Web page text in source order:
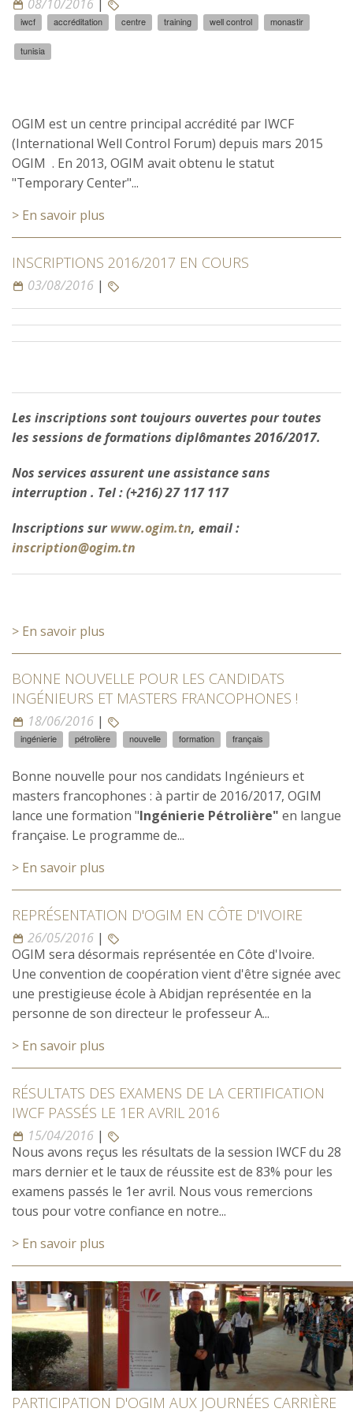
08/10/2016 |
iwcf accréditation centre training well control monastir
tunisia
OGIM est un centre principal accrédité par IWCF
(International Well Control Forum) depuis mars 2015
OGIM . En 2013, OGIM avait obtenu le statut
"Temporary Center"...
> En savoir plus
INSCRIPTIONS 2016/2017 EN COURS
03/08/2016 |
Les inscriptions sont toujours ouvertes pour toutes
les sessions de formations diplômantes 2016/2017.
Nos services assurent une assistance sans
interruption . Tel : (+216) 27 117 117
Inscriptions surwww.ogim.tn, email :
inscription@ogim.tn
> En savoir plus
BONNE NOUVELLE POUR LES CANDIDATS
INGÉNIEURS ET MASTERS FRANCOPHONES !
18/06/2016 |
ingénierie pétrolière nouvelle formation français
Bonne nouvelle pour nos candidats Ingénieurs et
masters francophones : à partir de 2016/2017, OGIM
lance une formation "Ingénierie Pétrolière" en langue
française. Le programme de...
> En savoir plus
REPRÉSENTATION D'OGIM EN CÔTE D'IVOIRE
26/05/2016 |
OGIM sera désormais représentée en Côte d'Ivoire.
Une convention de coopération vient d'être signée avec
une prestigieuse école à Abidjan représentée en la
personne de son directeur le professeur A...
> En savoir plus
RÉSULTATS DES EXAMENS DE LA CERTIFICATION
IWCF PASSÉS LE 1ER AVRIL 2016
15/04/2016 |
Nous avons reçus les résultats de la session IWCF du 28
mars dernier et le taux de réussite est de 83% pour les
examens passés le 1er avril. Nous vous remercions
tous pour votre confiance en notre...
> En savoir plus
PARTICIPATION D'OGIM AUX JOURNÉES CARRIÈRE